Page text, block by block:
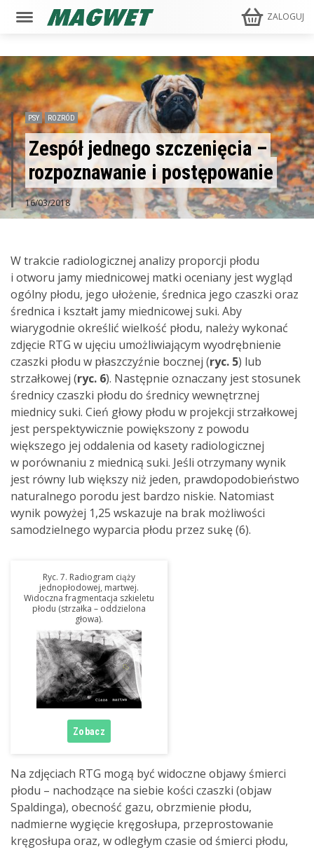
ZALOGUJ
PSY ROZRÓD
Zespół jednego szczenięcia –
rozpoznawanie i postępowanie
16/03/2018
W trakcie radiologicznej analizy proporcji płodu
i otworu jamy miednicowej matki oceniany jest wygląd
ogólny płodu, jego ułożenie, średnica jego czaszki oraz
średnica i kształt jamy miednicowej suki. Aby
wiarygodnie określić wielkość płodu, należy wykonać
zdjęcie RTG w ujęciu umożliwiającym wyodrębnienie
czaszki płodu w płaszczyźnie bocznej (ryc. 5) lub
strzałkowej (ryc. 6). Następnie oznaczany jest stosunek
średnicy czaszki płodu do średnicy wewnętrznej
miednicy suki. Cień głowy płodu w projekcji strzałkowej
jest perspektywicznie powiększony z powodu
większego jej oddalenia od kasety radiologicznej
w porównaniu z miednicą suki. Jeśli otrzymany wynik
jest równy lub większy niż jeden, prawdopodobieństwo
naturalnego porodu jest bardzo niskie. Natomiast
wynik powyżej 1,25 wskazuje na brak możliwości
samodzielnego wyparcia płodu przez sukę (6).
Ryc. 7. Radiogram ciąży
jednopłodowej, martwej.
Widoczna fragmentacja szkieletu
płodu (strzałka – oddzielona
głowa).
Na zdjęciach RTG mogą być widoczne objawy śmierci
płodu – nachodzące na siebie kości czaszki (objaw
Spaldinga), obecność gazu, obrzmienie płodu,
nadmierne wygięcie kręgosłupa, przeprostowanie
kręgosłupa oraz, w odległym czasie od śmierci płodu,